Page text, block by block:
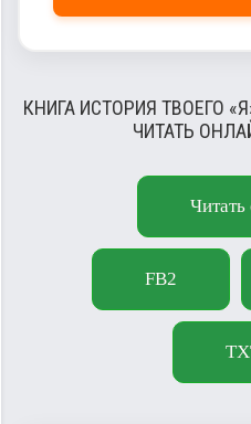
КНИГА ИСТОРИЯ ТВОЕГО
ЧИТАТЬ
Читать
FB2